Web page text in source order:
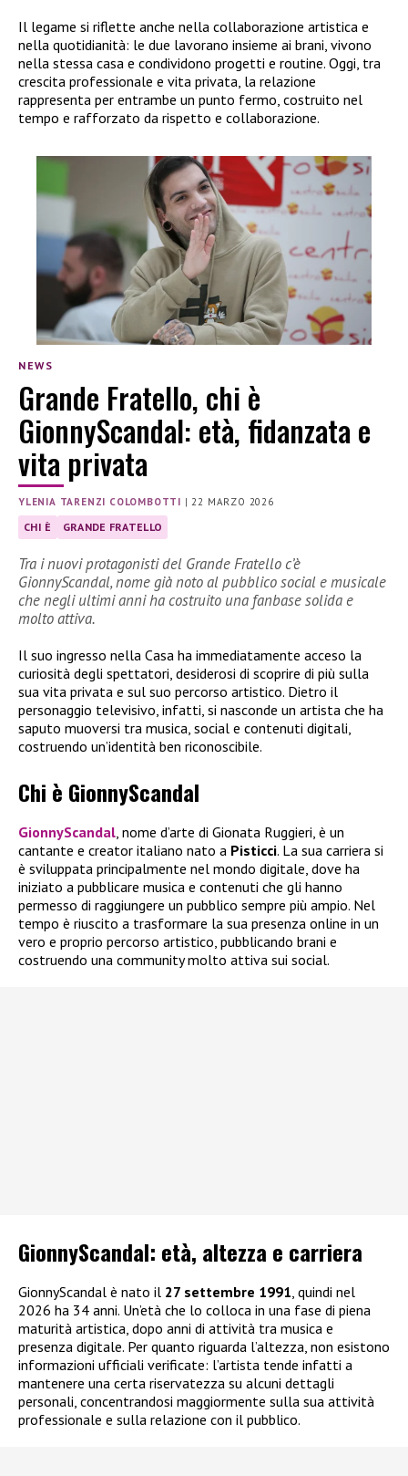
Il legame si riflette anche nella collaborazione artistica e
nella quotidianità: le due lavorano insieme ai brani, vivono
nella stessa casa e condividono progetti e routine. Oggi, tra
crescita professionale e vita privata, la relazione
rappresenta per entrambe un punto fermo, costruito nel
tempo e rafforzato da rispetto e collaborazione.
NEWS
Grande Fratello, chi è
GionnyScandal: età, fidanzata e
vita privata
YLENIA TARENZI COLOMBOTTI |22 MARZO 2026
CHI È GRANDE FRATELLO
Tra i nuovi protagonisti del Grande Fratello c’è
GionnyScandal, nome già noto al pubblico social e musicale
che negli ultimi anni ha costruito una fanbase solida e
molto attiva.
Il suo ingresso nella Casa ha immediatamente acceso la
curiosità degli spettatori, desiderosi di scoprire di più sulla
sua vita privata e sul suo percorso artistico. Dietro il
personaggio televisivo, infatti, si nasconde un artista che ha
saputo muoversi tra musica, social e contenuti digitali,
costruendo un’identità ben riconoscibile.
Chi è GionnyScandal
GionnyScandal, nome d’arte di Gionata Ruggieri, è un
cantante e creator italiano nato a Pisticci. La sua carriera si
è sviluppata principalmente nel mondo digitale, dove ha
iniziato a pubblicare musica e contenuti che gli hanno
permesso di raggiungere un pubblico sempre più ampio. Nel
tempo è riuscito a trasformare la sua presenza online in un
vero e proprio percorso artistico, pubblicando brani e
costruendo una community molto attiva sui social.
GionnyScandal: età, altezza e carriera
GionnyScandal è nato il 27 settembre 1991, quindi nel
2026 ha 34 anni. Un’età che lo colloca in una fase di piena
maturità artistica, dopo anni di attività tra musica e
presenza digitale. Per quanto riguarda l’altezza, non esistono
informazioni ufficiali verificate: l’artista tende infatti a
mantenere una certa riservatezza su alcuni dettagli
personali, concentrandosi maggiormente sulla sua attività
professionale e sulla relazione con il pubblico.